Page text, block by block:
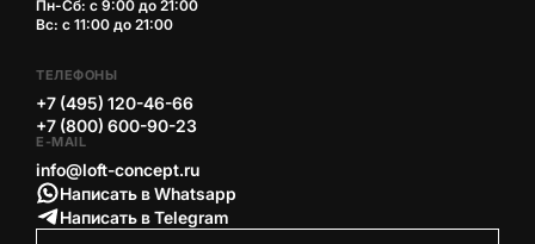
Пн-Сб: с 9:00 до 21:00
Вс: с 11:00 до 21:00
ТЕЛЕФОНЫ
+7 (495) 120-46-66
+7 (800) 600-90-23
E-MAIL
info@loft-concept.ru
Написать в Whatsapp
Написать в Telegram